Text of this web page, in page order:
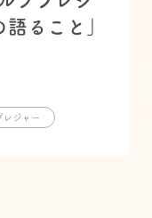
ること」
ジャー